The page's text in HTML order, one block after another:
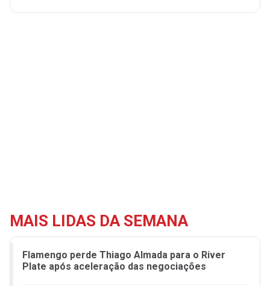
MAIS LIDAS DA SEMANA
Flamengo perde Thiago Almada para o River
Plate após aceleração das negociações